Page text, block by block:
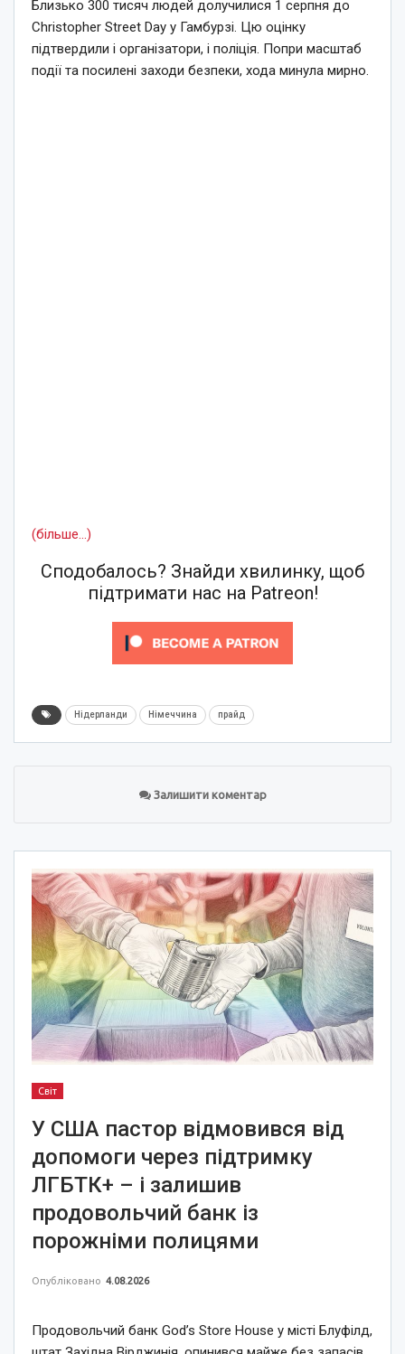
Близько 300 тисяч людей долучилися 1 серпня до
Christopher Street Day у Гамбурзі. Цю оцінку
підтвердили і організатори, і поліція. Попри масштаб
події та посилені заходи безпеки, хода минула мирно.
(більше…)
Сподобалось? Знайди хвилинку, щоб
підтримати нас на Patreon!
Нідерланди Німеччина прайд
Залишити коментар
Світ
У США пастор відмовився від
допомоги через підтримку
ЛГБТК+ – і залишив
продовольчий банк із
порожніми полицями
Опубліковано 4.08.2026
Продовольчий банк God’s Store House у місті Блуфілд,